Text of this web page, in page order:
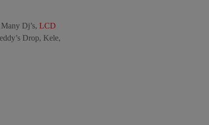
Dj’s, LCD
Drop, Kele,